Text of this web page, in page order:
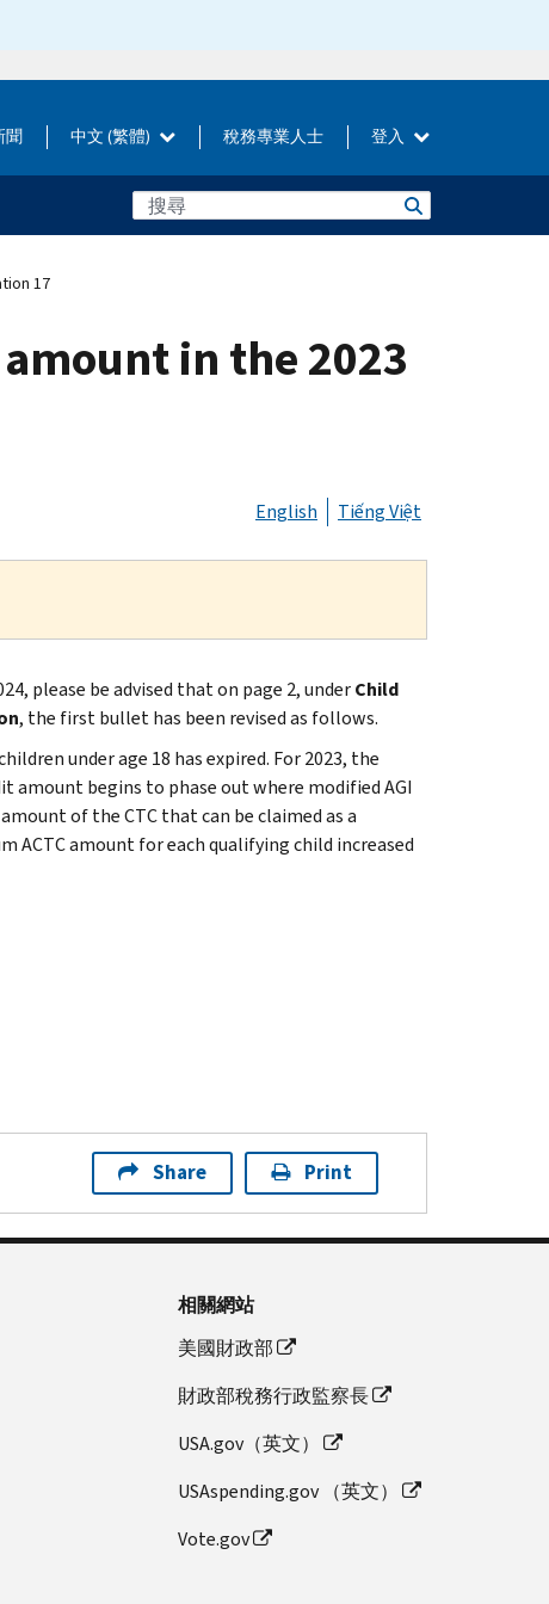
聞 中文 (繁體) 稅務專業人士 登入
17
in the 2023
English Tiếng Việt
please be advised that on page 2, underChild
, the first bullet has been revised as follows.
under age 18 has expired. For 2023, the
amount begins to phase out where modified AGI
of the CTC that can be claimed as a
ACTC amount for each qualifying child increased
Share Print
相關網站
美國財政部
財政部稅務行政監察長
USA.gov（英文）
USAspending.gov （英文）
Vote.gov